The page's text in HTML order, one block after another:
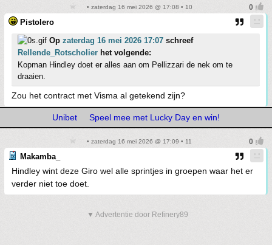
• zaterdag 16 mei 2026 @ 17:08 • 10
Pistolero
Op zaterdag 16 mei 2026 17:07 schreef
Rellende_Rotscholier het volgende:
Kopman Hindley doet er alles aan om Pellizzari de nek om te
draaien.
Zou het contract met Visma al getekend zijn?
Unibet Speel mee met Lucky Day en win!
• zaterdag 16 mei 2026 @ 17:09 • 11
Makamba_
Hindley wint deze Giro wel alle sprintjes in groepen waar het er
verder niet toe doet.
▼ Advertentie door Refinery89